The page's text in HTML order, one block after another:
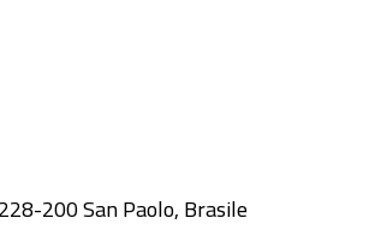
200 San Paolo, Brasile